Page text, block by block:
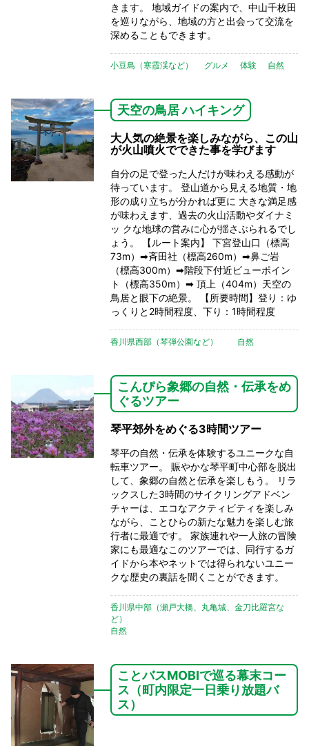
きます。 地域ガイドの案内で、中山千枚田
を巡りながら、地域の方と出会って交流を
深めることもできます。
小豆島（寒霞渓など） グルメ 体験 自然
天空の鳥居 ハイキング
大人気の絶景を楽しみながら、この山
が火山噴火でできた事を学びます
自分の足で登った人だけが味わえる感動が
待っています。 登山道から見える地質・地
形の成り立ちが分かれば更に 大きな満足感
が味わえます、過去の火山活動やダイナミ
ッ クな地球の営みに心が揺さぶられるでし
ょう。 【ルート案内】 下宮登山口（標高
73m）➡斉田社（標高260m）➡鼻ご岩
（標高300m）➡階段下付近ビューポイン
ト（標高350m）➡ 頂上（404m）天空の
鳥居と眼下の絶景。 【所要時間】登り：ゆ
っくりと2時間程度、下り：1時間程度
香川県西部（琴弾公園など） 自然
こんぴら象郷の自然・伝承をめ
ぐるツアー
琴平郊外をめぐる3時間ツアー
琴平の自然・伝承を体験するユニークな自
転車ツアー。 賑やかな琴平町中心部を脱出
して、象郷の自然と伝承を楽しもう。 リラ
ックスした3時間のサイクリングアドベン
チャーは、エコなアクティビティを楽しみ
ながら、ことひらの新たな魅力を楽しむ旅
行者に最適です。 家族連れや一人旅の冒険
家にも最適なこのツアーでは、同行するガ
イドから本やネットでは得られないユニー
クな歴史の裏話を聞くことができます。
香川県中部（瀬戸大橋、丸亀城、金刀比羅宮な
ど）
自然
ことバスMOBIで巡る幕末コー
ス（町内限定一日乗り放題バ
ス）